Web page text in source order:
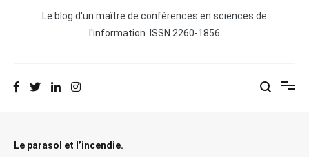
Le blog d'un maître de conférences en sciences de
l'information. ISSN 2260-1856
Le parasol et l’incendie.